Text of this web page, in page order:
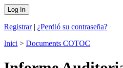
Registrar| ¿Perdió su contraseña?
Inici > Documents COTOC